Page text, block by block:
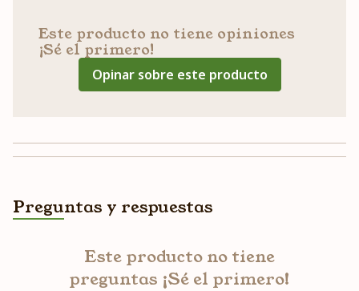
Este producto no tiene opiniones
¡Sé el primero!
Opinar sobre este producto
Preguntas y respuestas
Este producto no tiene
preguntas ¡Sé el primero!